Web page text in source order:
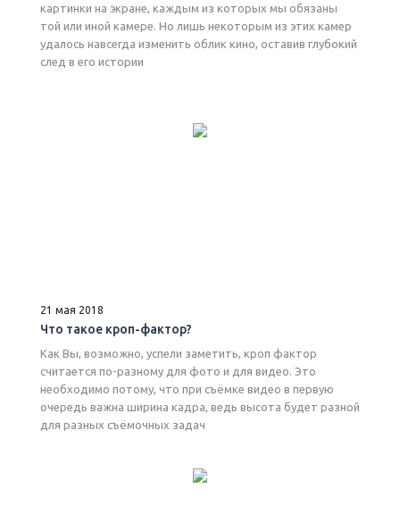
картинки на экране, каждым из которых мы обязаны
той или иной камере. Но лишь некоторым из этих камер
удалось навсегда изменить облик кино, оставив глубокий
след в его истории
21 мая 2018
Что такое кроп-фактор?
Как Вы, возможно, успели заметить, кроп фактор
считается по-разному для фото и для видео. Это
необходимо потому, что при съёмке видео в первую
очередь важна ширина кадра, ведь высота будет разной
для разных съёмочных задач